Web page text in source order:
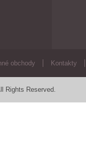
obchody Kontakty
Rights Reserved.